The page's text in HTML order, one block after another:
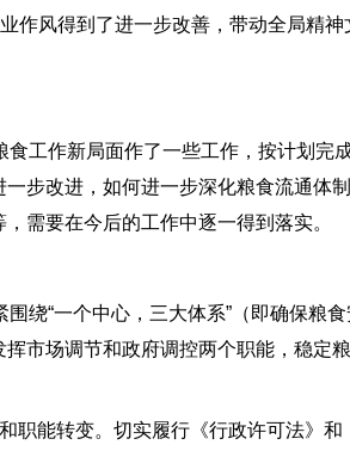
作风得到了进一步改善，带动全局精
作新局面作了一些工作，按计划完成
步改进，如何进一步深化粮食流通体
需要在今后的工作中逐一得到落实。
“一个中心，三大体系”（即确保粮食
市场调节和政府调控两个职能，稳定
能转变。切实履行《行政许可法》和